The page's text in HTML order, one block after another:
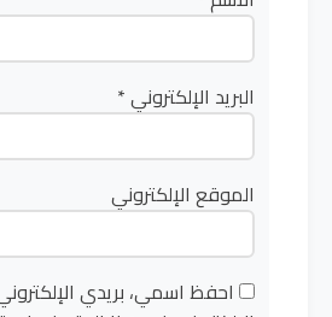
البريد الإلكتروني*
الموقع الإلكتروني
احفظ اسمي، بريدي